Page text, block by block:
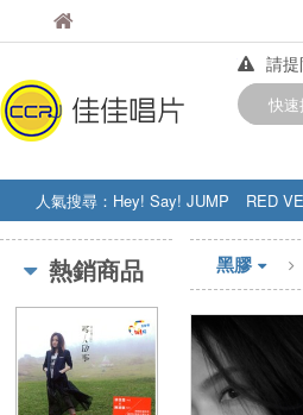
佳佳唱片
請提
【
快速
人氣搜尋： Hey! Say! JUMP RED
STRAY KIDS
盧廣仲 周杰伦
熱銷商品 黑膠